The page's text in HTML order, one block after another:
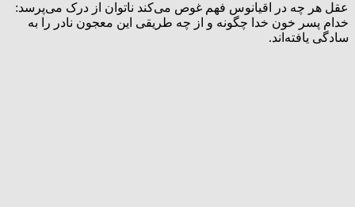
عقل هر چه در اقیانوس فهم غوص می‌کند ناتوان از درک می‌پرسد:
خدام پسر خون خدا چگونه و از چه طریقی این معجون نادر را به
سادگی یافته‌اند‌.